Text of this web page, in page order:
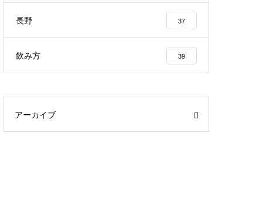
長野 37
飲み方 39
アーカイブ